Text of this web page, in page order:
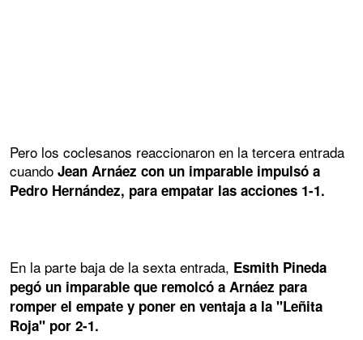
Pero los coclesanos reaccionaron en la tercera entrada
cuando Jean Arnáez con un imparable impulsó a
Pedro Hernández, para empatar las acciones 1-1.
En la parte baja de la sexta entrada, Esmith Pineda
pegó un imparable que remolcó a Arnáez para
romper el empate y poner en ventaja a la "Leñita
Roja" por 2-1.